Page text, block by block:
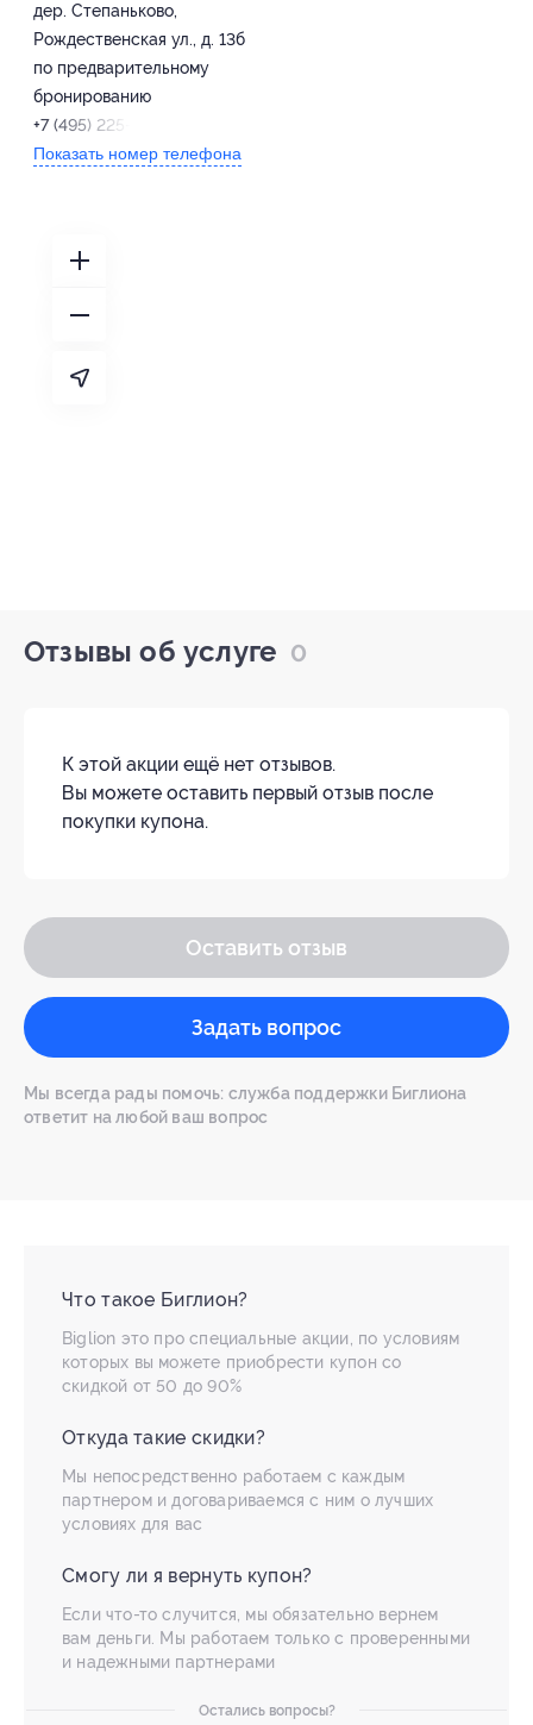
дер. Степаньково,
Рождественская ул., д. 13б
по предварительному
бронированию
+7 (495) 225-44-00
Показать номер телефона
Отзывы об услуге 0
К этой акции ещё нет отзывов.
Вы можете оставить первый отзыв после
покупки купона.
Оставить отзыв
Задать вопрос
Мы всегда рады помочь: служба поддержки Биглиона
ответит на любой ваш вопрос
Что такое Биглион?
Biglion это про специальные акции, по условиям
которых вы можете приобрести купон со
скидкой от 50 до 90%
Откуда такие скидки?
Мы непосредственно работаем с каждым
партнером и договариваемся с ним о лучших
условиях для вас
Смогу ли я вернуть купон?
Если что-то случится, мы обязательно вернем
вам деньги. Мы работаем только с проверенными
и надежными партнерами
Остались вопросы?